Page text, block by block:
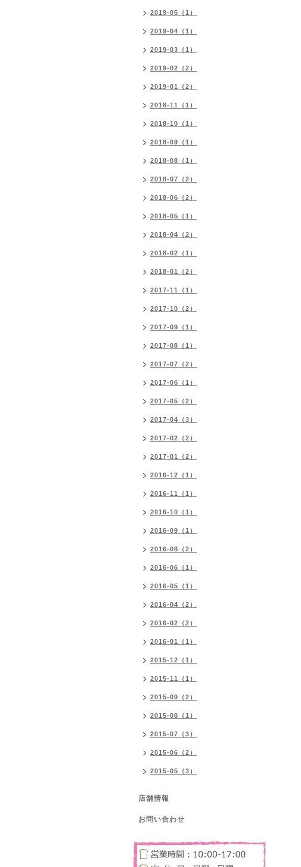
2019-05（1）
2019-04（1）
2019-03（1）
2019-02（2）
2019-01（2）
2018-11（1）
2018-10（1）
2018-09（1）
2018-08（1）
2018-07（2）
2018-06（2）
2018-05（1）
2018-04（2）
2018-02（1）
2018-01（2）
2017-11（1）
2017-10（2）
2017-09（1）
2017-08（1）
2017-07（2）
2017-06（1）
2017-05（2）
2017-04（3）
2017-02（2）
2017-01（2）
2016-12（1）
2016-11（1）
2016-10（1）
2016-09（1）
2016-08（2）
2016-06（1）
2016-05（1）
2016-04（2）
2016-02（2）
2016-01（1）
2015-12（1）
2015-11（1）
2015-09（2）
2015-08（1）
2015-07（3）
2015-06（2）
2015-05（3）
店舗情報
お問い合わせ